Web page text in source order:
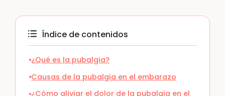
Índice de contenidos
¿Qué es la pubalgia?
Causas de la pubalgia en el embarazo
¿Cómo aliviar el dolor de la pubalgia en el